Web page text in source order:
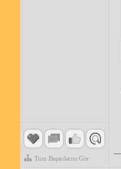
Tüm Başarılarını Gör